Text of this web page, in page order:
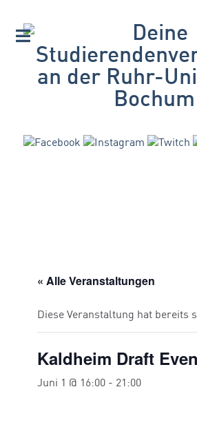
« Alle Veranstaltungen
Diese Veranstaltung hat bereits
Kaldheim Draft
Juni 1 @ 16:00 - 21:00